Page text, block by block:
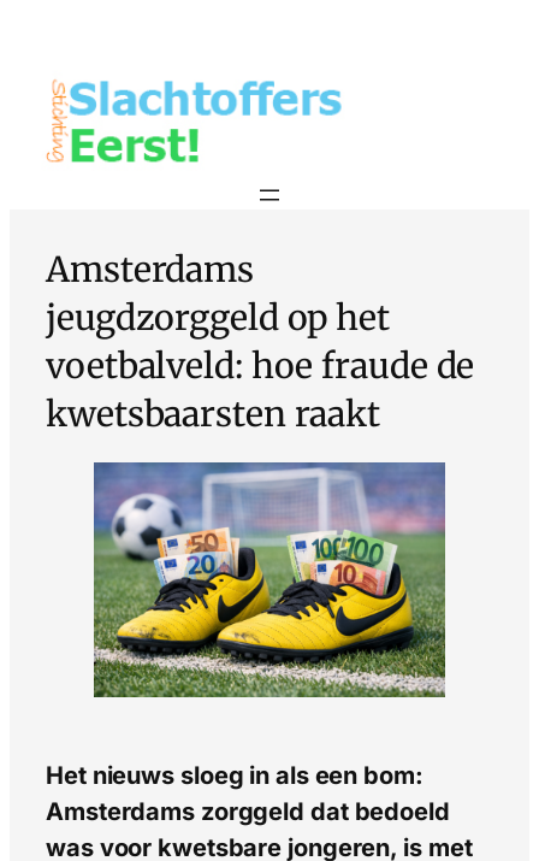
Amsterdams
jeugdzorggeld op het
voetbalveld: hoe fraude de
kwetsbaarsten raakt
Het nieuws sloeg in als een bom:
Amsterdams zorggeld dat bedoeld
was voor kwetsbare jongeren, is met